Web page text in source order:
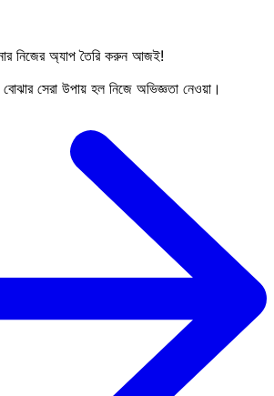
নিজের অ্যাপ তৈরি করুন আজই!
সেরা উপায় হল নিজে অভিজ্ঞতা নেওয়া।